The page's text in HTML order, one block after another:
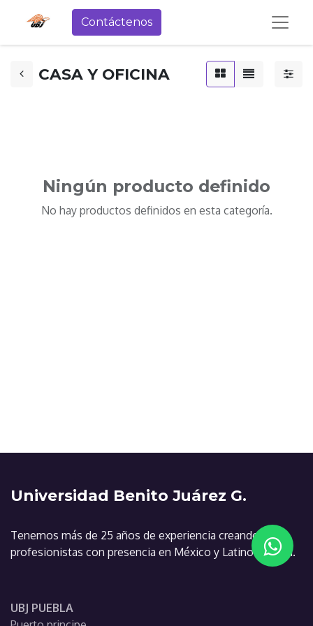
Contáctenos
CASA Y OFICINA
Ningún producto definido
No hay productos definidos en esta categoría.
Universidad Benito Juárez G.
Tenemos más de 25 años de experiencia creando
profesionistas con presencia en México y Latinoamérica.
UBJ PUEBLA